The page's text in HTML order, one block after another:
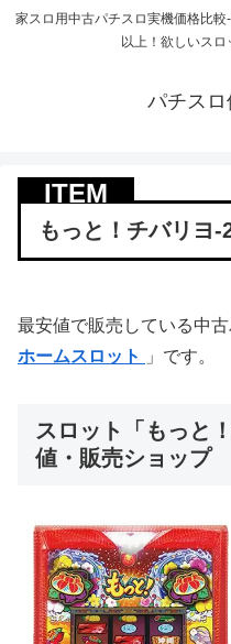
家スロ用中古パチスロ実機価格比
以上！欲しいスロ
パチスロ
もっと！チバリヨ-
最安値で販売している中
ホームスロット
」です。
スロット「もっと
値・販売ショップ